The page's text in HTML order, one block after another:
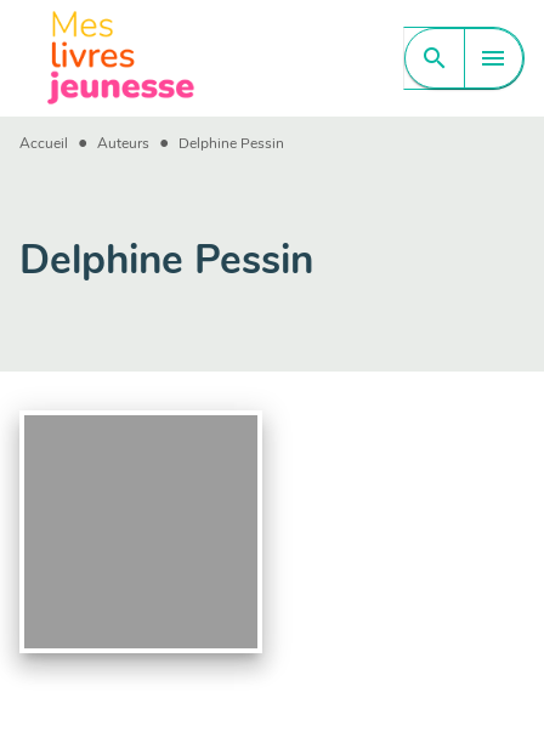
MENU CONTENU
PIED DE PAGE
search menu
Accueil • Auteurs • Delphine Pessin
Delphine Pessin